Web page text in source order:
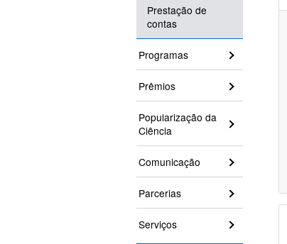
Prestação de
contas
Programas
Prêmios
Popularização da
Ciência
Comunicação
Parcerias
Serviços